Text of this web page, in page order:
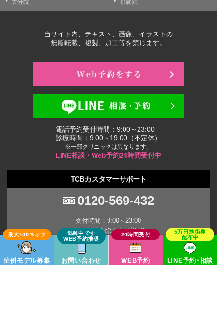
大分院 那覇院
当サイト内、テキスト、画像、イラストの
無断転載、複製、加工等を禁じます。
電話予約受付時間：9:00～23:00
診療時間：9:00～19:00（不定休）
※一部クリニックは異なります。
LINE相談・Web予約24時間受付中
TCBカスタマーサポート
0120-569-432
受付時間：9:00～23:00
(年末年始を除く土日祝日)
※臨時休業の場合がございます。
症例モデル募集 お問い合わせ WEB予約 LINE予約･相談